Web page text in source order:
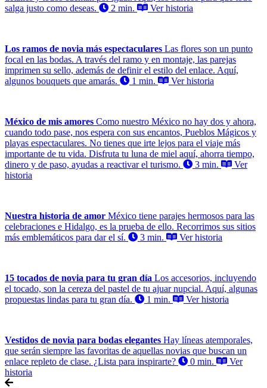
salga justo como deseas.
2 min. Ver historia
Los ramos de novia más espectaculares Las flores son un punto
focal en las bodas. A través del ramo y en montaje, las parejas
imprimen su sello, además de definir el estilo del enlace. Aquí,
algunos bouquets que amarás.
1 min. Ver historia
México de mis amores Como nuestro México no hay dos y ahora,
cuando todo pase, nos espera con sus encantos, Pueblos Mágicos y
playas espectaculares. No tienes que irte lejos para el viaje más
importante de tu vida. Disfruta tu luna de miel aquí, ahorra tiempo,
dinero y de paso, ayudas a reactivar el turismo.
3 min.
Ver
historia
Nuestra historia de amor México tiene parajes hermosos para las
celebraciones e Hidalgo, es la prueba de ello. Recorrimos sus sitios
más emblemáticos para dar el sí.
3 min. Ver historia
15 tocados de novia para tu gran día Los accesorios, incluyendo
el tocado, son la cereza del pastel de tu ajuar nupcial. Aquí, algunas
propuestas lindas para tu gran día.
1 min. Ver historia
Vestidos de novia para bodas elegantes Hay líneas atemporales,
que serán siempre las favoritas de aquellas novias que buscan un
enlace repleto de clase. ¿Lista para inspirarte?
0 min.
Ver
historia